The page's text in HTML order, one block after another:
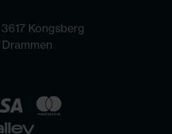
Kongsberg